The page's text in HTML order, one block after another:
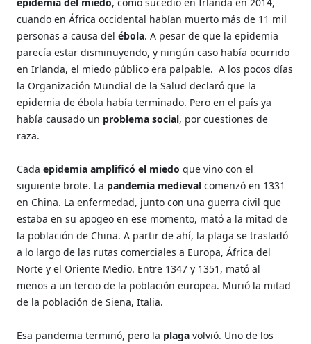
cuando en África occidental habían muerto más de 11 mil
personas a causa delébola. A pesar de que la epidemia
parecía estar disminuyendo, y ningún caso había ocurrido
en Irlanda, el miedo público era palpable. A los pocos días
la Organización Mundial de la Salud declaró que la
epidemia de ébola había terminado. Pero en el país ya
había causado un problema social, por cuestiones de
raza.
Cadaepidemia amplificó el miedoque vino con el
siguiente brote. La pandemia medieval comenzó en 1331
en China. La enfermedad, junto con una guerra civil que
estaba en su apogeo en ese momento, mató a la mitad de
la población de China. A partir de ahí, la plaga se trasladó
a lo largo de las rutas comerciales a Europa, África del
Norte y el Oriente Medio. Entre 1347 y 1351, mató al
menos a un tercio de la población europea. Murió la mitad
de la población de Siena, Italia.
Esa pandemia terminó, pero la plaga volvió. Uno de los